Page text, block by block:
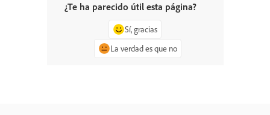
¿Te ha parecido útil esta página?
Sí, gracias
La verdad es que no